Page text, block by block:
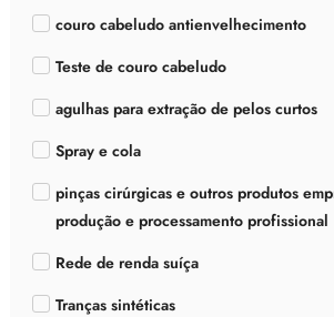
couro cabeludo antienvelhecimento
Teste de couro cabeludo
agulhas para extração de pelos curtos
Spray e cola
pinças cirúrgicas e outros produtos
produção e processamento profissional
Rede de renda suíça
Tranças sintéticas